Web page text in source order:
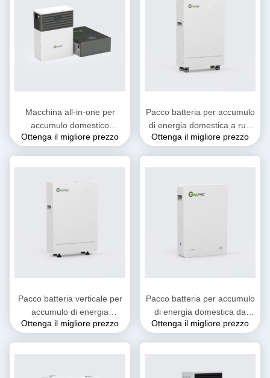
Macchina all-in-one per
accumulo domestico
25.6V50Ah
Ottenga il migliore prezzo
Pacco batteria per accumulo
di energia domestica a rulli
da 51,2 V 314 Ah
Ottenga il migliore prezzo
Pacco batteria verticale per
accumulo di energia
domestica da 51,2V200Ah
Ottenga il migliore prezzo
Pacco batteria per accumulo
di energia domestica da
parete 51,2V 72Ah
Ottenga il migliore prezzo